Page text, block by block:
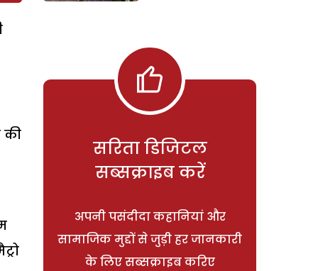
की
सरिता डिजिटल
सब्सक्राइब करें
अपनी पसंदीदा कहानियां और
सामाजिक मुद्दों से जुड़ी हर जानकारी
के लिए सब्सक्राइब करिए